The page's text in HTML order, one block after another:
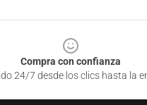
Compra con confianza
24/7 desde los clics hasta la